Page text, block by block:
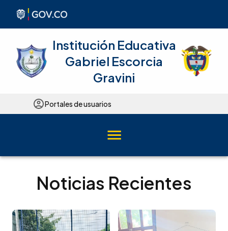
Institución Educativa
Gabriel Escorcia
Gravini
Portales de usuarios
Noticias Recientes